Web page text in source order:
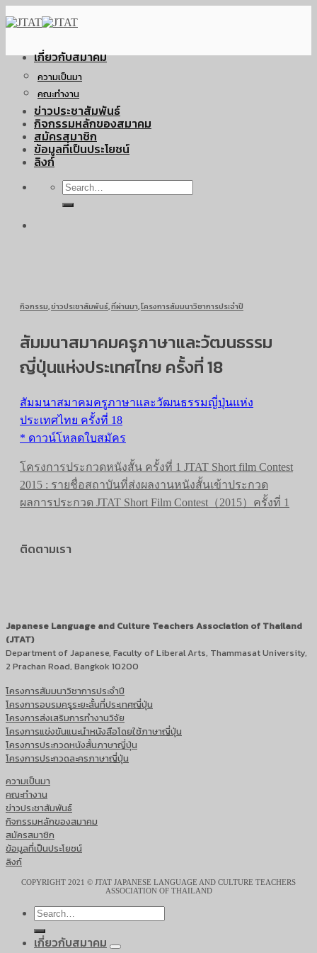
to
เกี่ยวกับสมาคม
ความเป็นมา
คณะทำงาน
ข่าวประชาสัมพันธ์
กิจกรรมหลักของสมาคม
สมัครสมาชิก
ข้อมูลที่เป็นประโยชน์
ลิงก์
กิจกรรม,ข่าวประชาสัมพันธ์,ที่ผ่านมา,โครงการสัมมนาวิชาการประจำปี
สัมมนาสมาคมครูภาษาและวัฒนธรรม
ญี่ปุ่นแห่งประเทศไทย ครั้งที่ 18
สัมมนาสมาคมครูภาษาและวัฒนธรรมญี่ปุ่นแห่ง
ประเทศไทย ครั้งที่ 18
* ดาวน์โหลดใบสมัคร
โครงการประกวดหนังสั้น ครั้งที่ 1 JTAT Short film Contest
2015 : รายชื่อสถาบันที่ส่งผลงานหนังสั้นเข้าประกวด
ผลการประกวด JTAT Short Film Contest（2015）ครั้งที่ 1
ติดตามเรา
Japanese Language and Culture Teachers Association of Thailand
(JTAT)
Department of Japanese, Faculty of Liberal Arts, Thammasat University,
2 Prachan Road, Bangkok 10200
โครงการสัมมนาวิชาการประจำปี
โครงการอบรมครูระยะสั้นที่ประเทศญี่ปุ่น
โครงการส่งเสริมการทำงานวิจัย
โครงการแข่งขันแนะนำหนังสือโดยใช้ภาษาญี่ปุ่น
โครงการประกวดหนังสั้นภาษาญี่ปุ่น
โครงการประกวดละครภาษาญี่ปุ่น
ความเป็นมา
คณะทำงาน
ข่าวประชาสัมพันธ์
กิจกรรมหลักของสมาคม
สมัครสมาชิก
ข้อมูลที่เป็นประโยชน์
ลิงก์
COPYRIGHT 2021 © JTAT JAPANESE LANGUAGE AND CULTURE TEACHERS
ASSOCIATION OF THAILAND
เกี่ยวกับสมาคม